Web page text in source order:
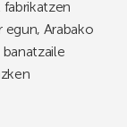
egun, Arabako